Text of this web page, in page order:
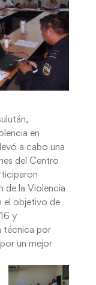
en
a cabo una
del Centro
de la Violencia
el objetivo de
y
técnica por
un mejor